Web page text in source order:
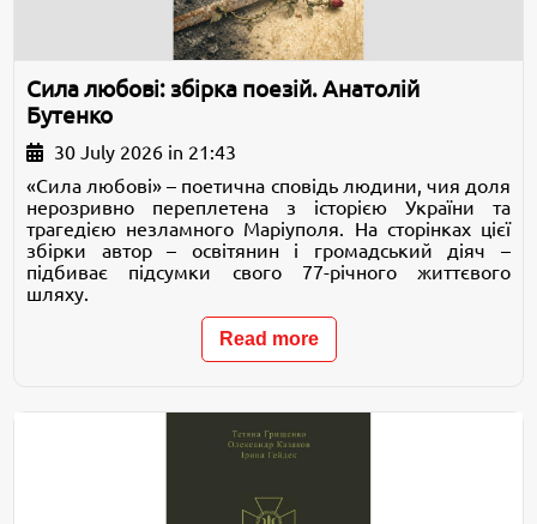
Сила любові: збірка поезій. Анатолій
Бутенко
30 July 2026 in 21:43
«Сила любові» – поетична сповідь людини, чия доля
нерозривно переплетена з історією України та
трагедією незламного Маріуполя. На сторінках цієї
збірки автор – освітянин і громадський діяч –
підбиває підсумки свого 77-річного життєвого
шляху.
Read more